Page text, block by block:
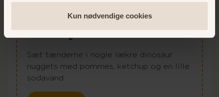
Kun nødvendige cookies
Elverdybet
Sæt tænderne i nogle lækre dinosaur
nuggets med pommes, ketchup og en lille
sodavand